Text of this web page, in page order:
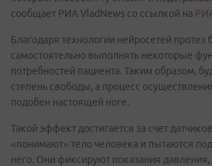
сообщает РИА VladNews со ссылкой на
Благодаря технологии нейросетей протез
самостоятельно выполнять некоторые
потребностей пациента. Таким образом,
степень свободы, а процесс
подобен настоящей ноге.
Такой эффект достигается за счет
«понимают» тело человека и пытаются
него. Они фиксируют показания